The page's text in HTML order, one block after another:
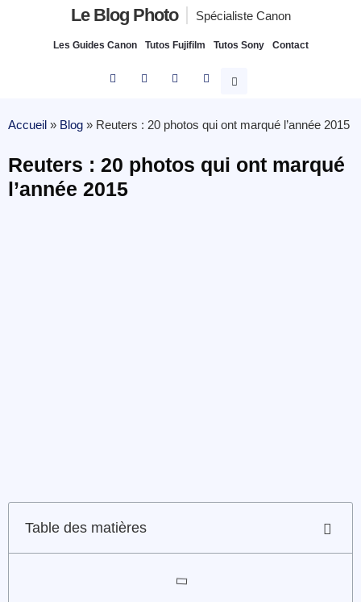
Le Blog Photo Spécialiste Canon
Les Guides Canon Tutos Fujifilm Tutos Sony Contact
Accueil » Blog » Reuters : 20 photos qui ont marqué l’année 2015
Reuters : 20 photos qui ont marqué
l’année 2015
Table des matières